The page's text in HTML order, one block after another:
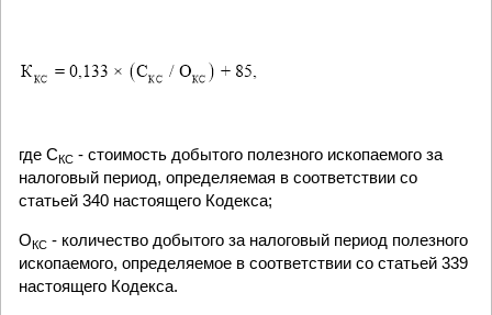
где СКС - стоимость добытого полезного ископаемого за
налоговый период, определяемая в соответствии со
статьей 340 настоящего Кодекса;
ОКС - количество добытого за налоговый период полезного
ископаемого, определяемое в соответствии со статьей 339
настоящего Кодекса.